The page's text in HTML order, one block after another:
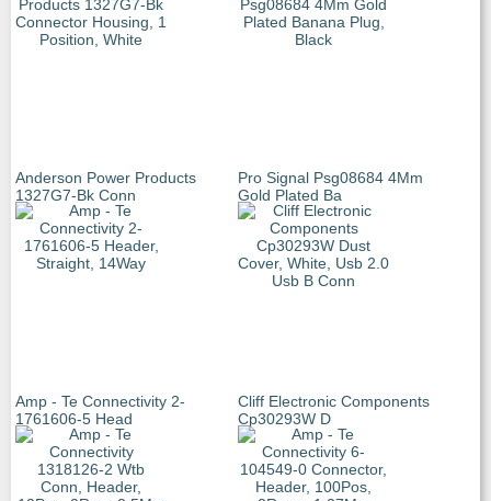
Anderson Power Products
1327G7-Bk Conn
Pro Signal Psg08684 4Mm
Gold Plated Ba
Amp - Te Connectivity 2-
1761606-5 Head
Cliff Electronic Components
Cp30293W D